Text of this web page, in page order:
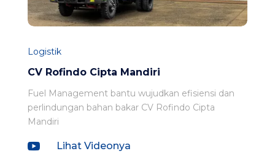
CV Rofindo Cipta Mandiri
Logistik
Fuel Management bantu wujudkan efisiensi dan
perlindungan bahan bakar CV Rofindo Cipta
Mandiri
 Lihat Videonya